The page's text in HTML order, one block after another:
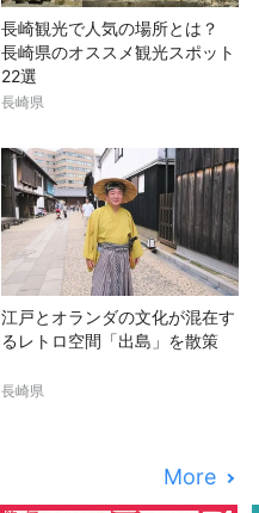
長崎観光で人気の場所とは？
長崎県のオススメ観光スポット
22選
長崎県
江戸とオランダの文化が混在す
るレトロ空間「出島」を散策
長崎県
More